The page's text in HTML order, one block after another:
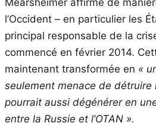
Mearsheimer affirme de
l’Occident – en particulier les
principal responsable de la
commencé en février 2014.
maintenant transformée en «
seulement menace de détruire
pourrait aussi dégénérer en
entre la Russie et l’OTAN ».